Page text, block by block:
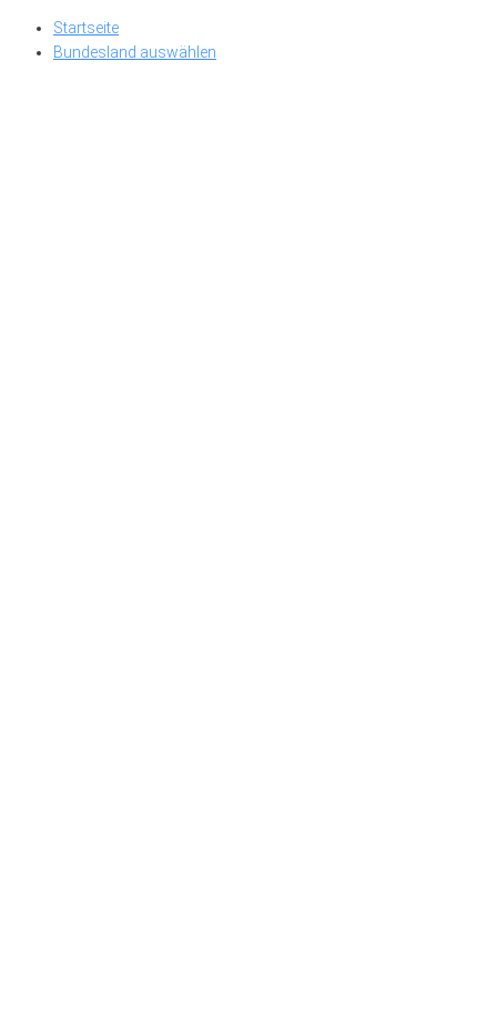
Skip
Startseite
Bundesland auswählen